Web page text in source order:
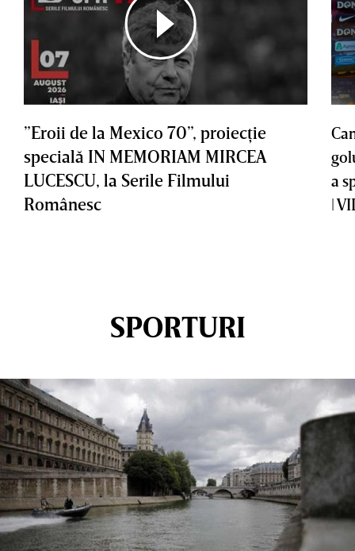
”Eroii de la Mexico 70”, proiecţie
specială IN MEMORIAM MIRCEA
LUCESCU, la Serile Filmului
Românesc
a
|
SPORTURI